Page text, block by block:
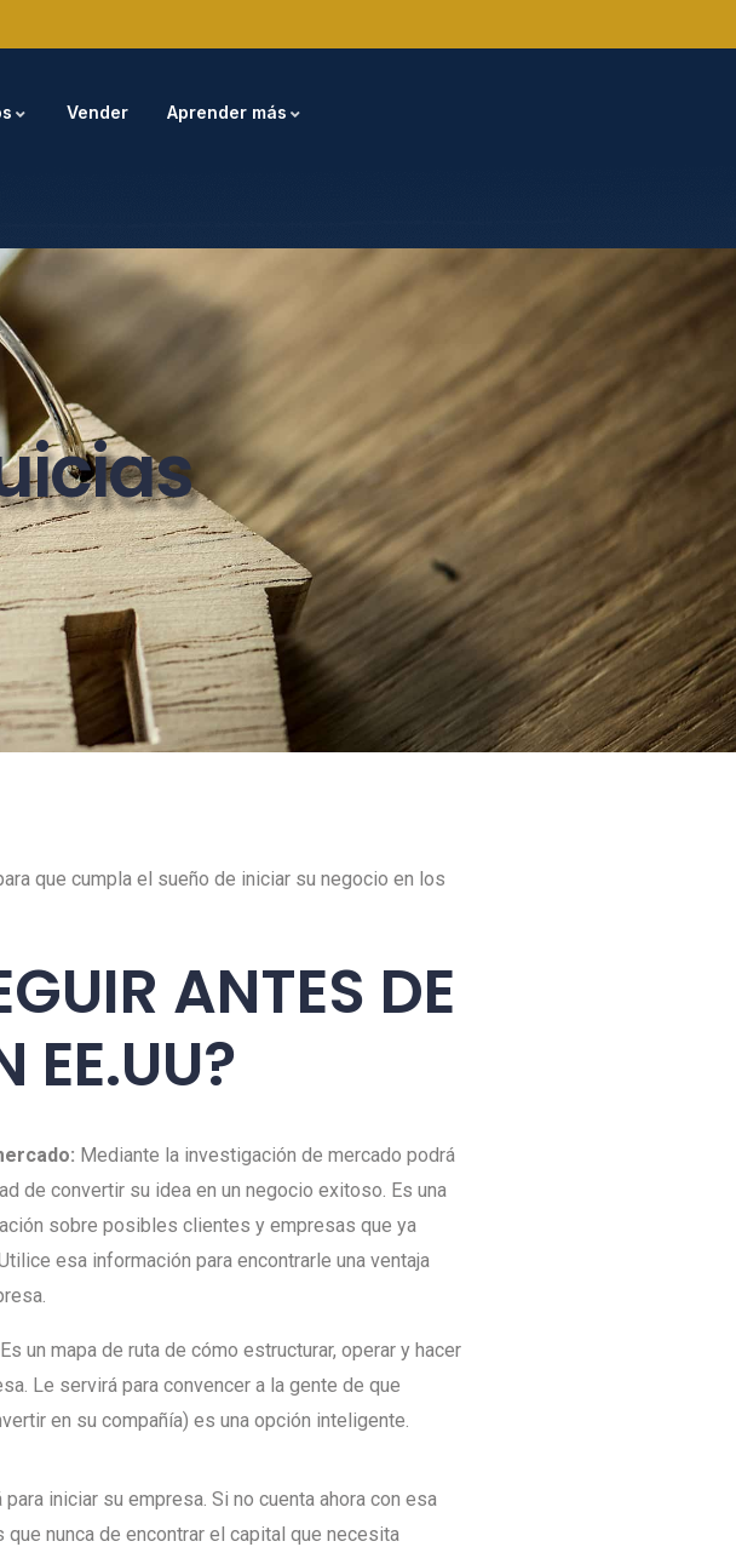
Vender Aprender más
que cumpla el sueño de iniciar su negocio en los
ANTES DE
EE.UU?
Mediante la investigación de mercado podrá
de convertir su idea en un negocio exitoso. Es una
sobre posibles clientes y empresas que ya
esa información para encontrarle una ventaja
Es un mapa de ruta de cómo estructurar, operar y hacer
Le servirá para convencer a la gente de que
en su compañía) es una opción inteligente.
iniciar su empresa. Si no cuenta ahora con esa
nunca de encontrar el capital que necesita